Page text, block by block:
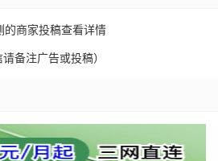
的商家投稿查看详情
备注广告或投稿）